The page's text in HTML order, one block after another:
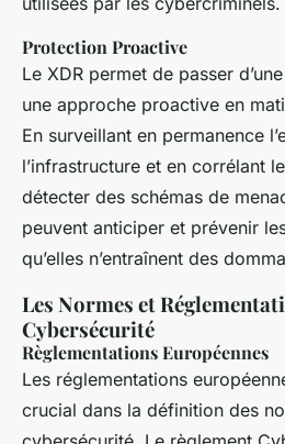
Protection Proactive
Le XDR permet de passer
une approche proactive en
En surveillant en permanence
l’infrastructure et en corrélant
détecter des schémas de
peuvent anticiper et prévenir
qu’elles n’entraînent des
Les Normes et
Cybersécurité
Règlementations Européennes
Les réglementations
crucial dans la définition des